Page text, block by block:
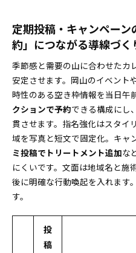
定期投稿・キャンペー
約」につながる導線づく
季節感と需要の山に合わせたカ
安定させます。岡山のイベント
時性のある空き枠情報を当日午
クションで予約できる構成にし
貫させます。指名強化はスタイ
域を写真と短文で固定化。キャ
ミ投稿でトリートメント追加な
にくいです。文面は地域名と施
後に明確な行動喚起を入れます
す。
投
稿